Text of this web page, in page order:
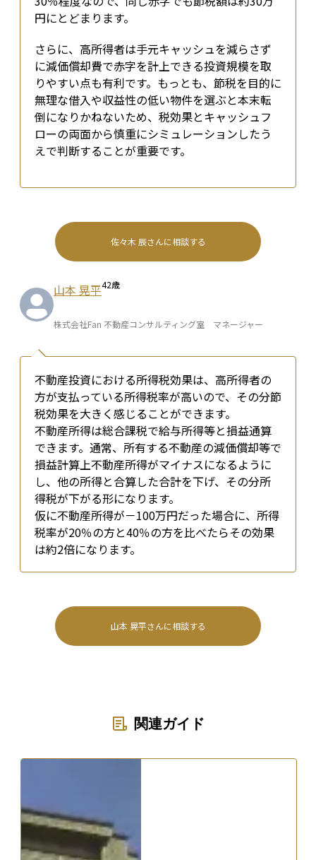
円にとどまります。
さらに、高所得者は手元キャッシュを減らさず
に減価償却費で赤字を計上できる投資規模を取
りやすい点も有利です。もっとも、節税を目的に
無理な借入や収益性の低い物件を選ぶと本末転
倒になりかねないため、税効果とキャッシュフ
ローの両面から慎重にシミュレーションしたう
えで判断することが重要です。
佐々木 辰さんに相談する
山本 晃平42歳
株式会社Fan 不動産コンサルティング室 マネージャー
不動産投資における所得税効果は、高所得者の
方が支払っている所得税率が高いので、その分節
税効果を大きく感じることができます。
不動産所得は総合課税で給与所得等と損益通算
できます。通常、所有する不動産の減価償却等で
損益計算上不動産所得がマイナスになるように
し、他の所得と合算した合計を下げ、その分所
得税が下がる形になります。
仮に不動産所得が－100万円だった場合に、所得
税率が20％の方と40％の方を比べたらその効果
は約2倍になります。
山本 晃平さんに相談する
関連ガイド